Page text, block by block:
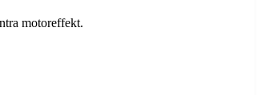
motoreffekt.